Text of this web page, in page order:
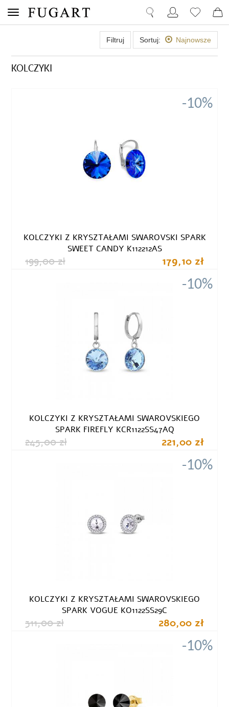
Filtruj Sortuj: Najnowsze
KOLCZYKI
-10%
KOLCZYKI Z KRYSZTAŁAMI SWAROVSKI SPARK
SWEET CANDY K112212AS
199,00 zł 179,10 zł
-10%
KOLCZYKI Z KRYSZTAŁAMI SWAROVSKIEGO
SPARK FIREFLY KCR1122SS47AQ
245,00 zł 221,00 zł
-10%
KOLCZYKI Z KRYSZTAŁAMI SWAROVSKIEGO
SPARK VOGUE KO1122SS29C
311,00 zł 280,00 zł
-10%